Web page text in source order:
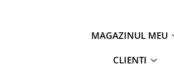
MAGAZINUL MEU
CLIENTI